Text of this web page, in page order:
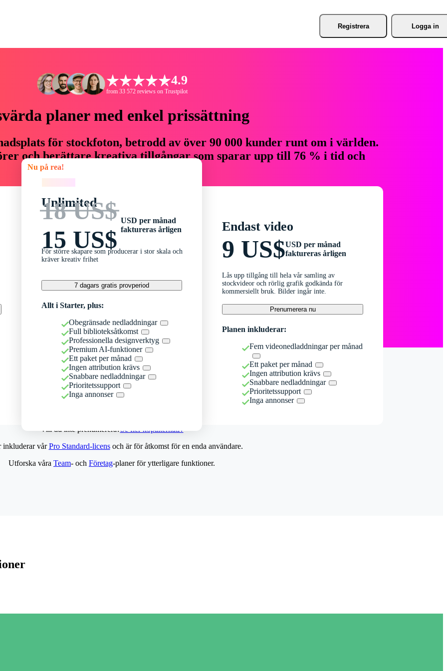
Registrera Logga in
4.9
from 33 572 reviews on Trustpilot
planer med enkel prissättning
för stockfoton, betrodd av över 90 000 kunder runt om i världen.
och berättare kreativa tillgångar som sparar upp till 76 % i tid och
Nu på rea!
Unlimited
18 US$
15 US$
USD per månad
faktureras årligen
För större skapare som producerar i stor skala och
kräver kreativ frihet
7 dagars gratis provperiod
Allt i Starter, plus:
Obegränsade nedladdningar
Full biblioteksåtkomst
Professionella designverktyg
Premium AI-funktioner
Ett paket per månad
Ingen attribution krävs
Snabbare nedladdningar
Prioritetssupport
Inga annonser
Endast video
9 US$USD per månad
faktureras årligen
Lås upp tillgång till hela vår samling av
stockvideor och rörlig grafik godkända för
kommersiellt bruk. Bilder ingår inte.
Prenumerera nu
Planen inkluderar:
Fem videonedladdningar per månad
Ett paket per månad
Ingen attribution krävs
Snabbare nedladdningar
Prioritetssupport
Inga annonser
Vill du inte prenumerera?Se fler köpalternativ
inkluderar vårPro Standard-licensoch är för åtkomst för en enda användare.
Utforska våra Team- och Företag-planer för ytterligare funktioner.